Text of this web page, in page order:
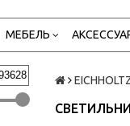
МЕБЕЛЬ